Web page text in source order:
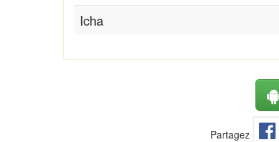
Icha
Partagez